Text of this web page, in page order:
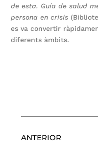
de esta. Guía de salud
persona en crisis
es va convertir
diferents àmbits.
ANTERIOR